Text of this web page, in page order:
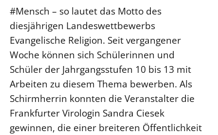
#Mensch – so lautet das Motto des
diesjährigen Landeswettbewerbs
Evangelische Religion. Seit vergangener
Woche können sich Schülerinnen und
Schüler der Jahrgangsstufen 10 bis 13 mit
Arbeiten zu diesem Thema bewerben. Als
Schirmherrin konnten die Veranstalter die
Frankfurter Virologin Sandra Ciesek
gewinnen, die einer breiteren Öffentlichkeit
Abteilungen des Landeskirchenamts
Rechnungsprüfungsamt
Fachstelle Sexualisierte Gewalt
Beschwerdestellen
Kirchenämter
Gleichstellung
Datenschutz
Geschäftsstelle Landessynode
Religionen
Naturschutz
Gebäude
Service für Gemeinden
Suche